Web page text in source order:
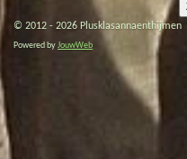
© 2012 - 2026 Plusklasannaenthijmen
Powered byJouwWeb